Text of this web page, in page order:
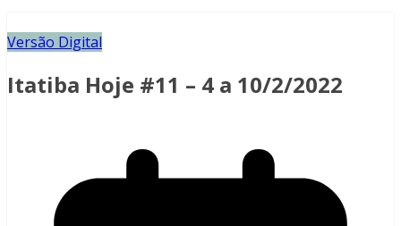
Versão Digital
Itatiba Hoje #11 – 4 a 10/2/2022